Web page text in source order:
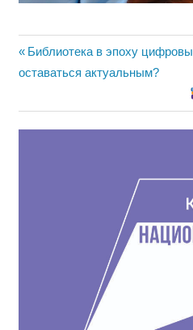
Навигация
записям
Предыдущая
запись:
Библиотека в эпоху
оставаться актуальным?